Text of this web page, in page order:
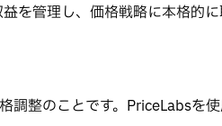
を管理し、価格戦略に本格的
調整のことです。PriceLabsを